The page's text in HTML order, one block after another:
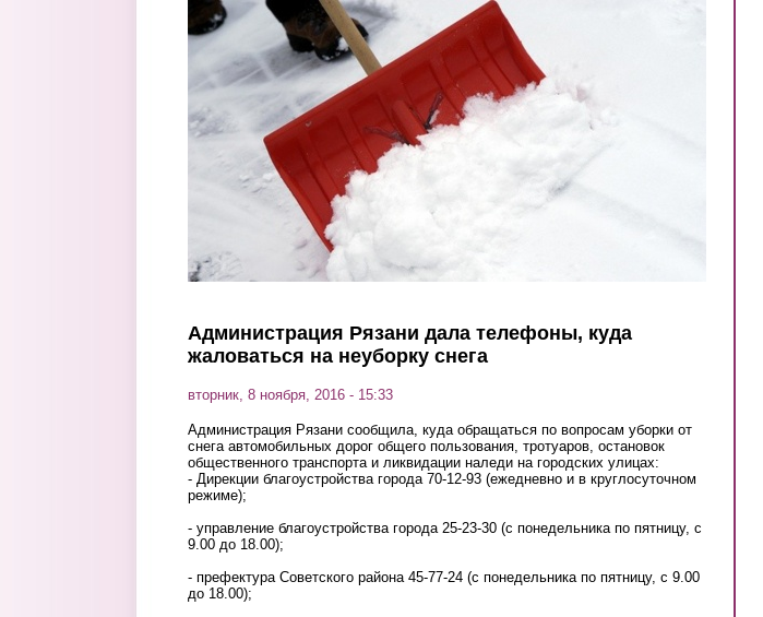
Перейти к основному содержанию
Администрация Рязани дала телефоны, куда
жаловаться на неуборку снега
вторник, 8 ноября, 2016 - 15:33
Администрация Рязани сообщила, куда обращаться по вопросам уборки от
снега автомобильных дорог общего пользования, тротуаров, остановок
общественного транспорта и ликвидации наледи на городских улицах:
- Дирекции благоустройства города 70-12-93 (ежедневно и в круглосуточном
режиме);
- управление благоустройства города 25-23-30 (с понедельника по пятницу, с
9.00 до 18.00);
- префектура Советского района 45-77-24 (с понедельника по пятницу, с 9.00
до 18.00);